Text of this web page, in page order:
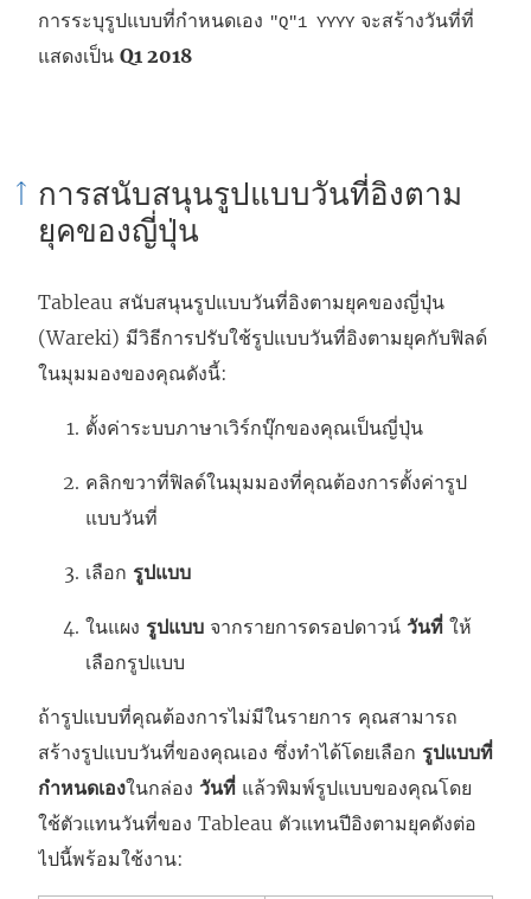
การระบุรูปแบบที่กำหนดเอง "Q"1 YYYY จะสร้างวันที่ที่
แสดงเป็น Q1 2018
การสนับสนุนรูปแบบวันที่อิงตาม
ยุคของญี่ปุ่น
Tableau สนับสนุนรูปแบบวันที่อิงตามยุคของญี่ปุ่น
(Wareki) มีวิธีการปรับใช้รูปแบบวันที่อิงตามยุคกับฟิลด์
ในมุมมองของคุณดังนี้:
ตั้งค่าระบบภาษาเวิร์กบุ๊กของคุณเป็นญี่ปุ่น
คลิกขวาที่ฟิลด์ในมุมมองที่คุณต้องการตั้งค่ารูป
แบบวันที่
เลือก รูปแบบ
ในแผง รูปแบบ จากรายการดรอปดาวน์ วันที่ ให้
เลือกรูปแบบ
ถ้ารูปแบบที่คุณต้องการไม่มีในรายการ คุณสามารถ
สร้างรูปแบบวันที่ของคุณเอง ซึ่งทำได้โดยเลือก รูปแบบที่
กำหนดเองในกล่อง วันที่ แล้วพิมพ์รูปแบบของคุณโดย
ใช้ตัวแทนวันที่ของ Tableau ตัวแทนปีอิงตามยุคดังต่อ
ไปนี้พร้อมใช้งาน: